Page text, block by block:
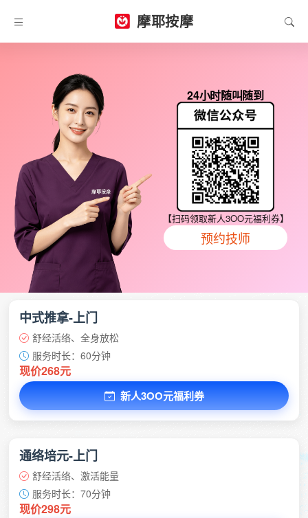
摩耶按摩
24小时随叫随到
【扫码领取新人3OO元福利券】
预约技师
中式推拿-上门
舒经活络、全身放松
服务时长：60分钟
现价268元
新人3OO元福利券
通络培元-上门
舒经活络、激活能量
服务时长：70分钟
现价298元